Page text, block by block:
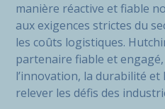
manière réactive et fiable
aux exigences strictes du
les coûts logistiques.
partenaire fiable et
l’innovation, la durabilité
relever les défis des